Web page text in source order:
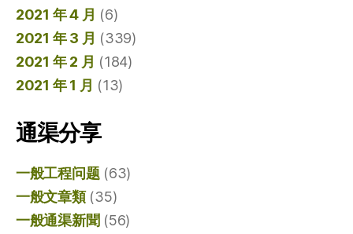
2021 年 4 月 (6)
2021 年 3 月 (339)
2021 年 2 月 (184)
2021 年 1 月 (13)
通渠分享
一般工程问题(63)
一般文章類(35)
一般通渠新聞 (56)